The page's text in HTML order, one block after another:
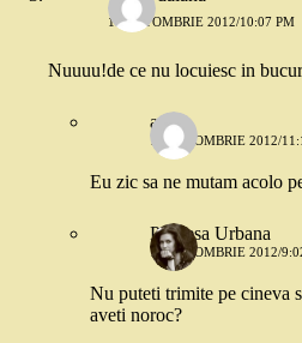
17 OCTOMBRIE 2012/10:07 PM
Nuuuu!de ce nu locuiesc in
ana
17 OCTOMBRIE 2012/
Eu zic sa ne mutam acolo
Printesa Urbana
18 OCTOMBRIE 2012/
Nu puteti trimite pe cineva
aveti noroc?